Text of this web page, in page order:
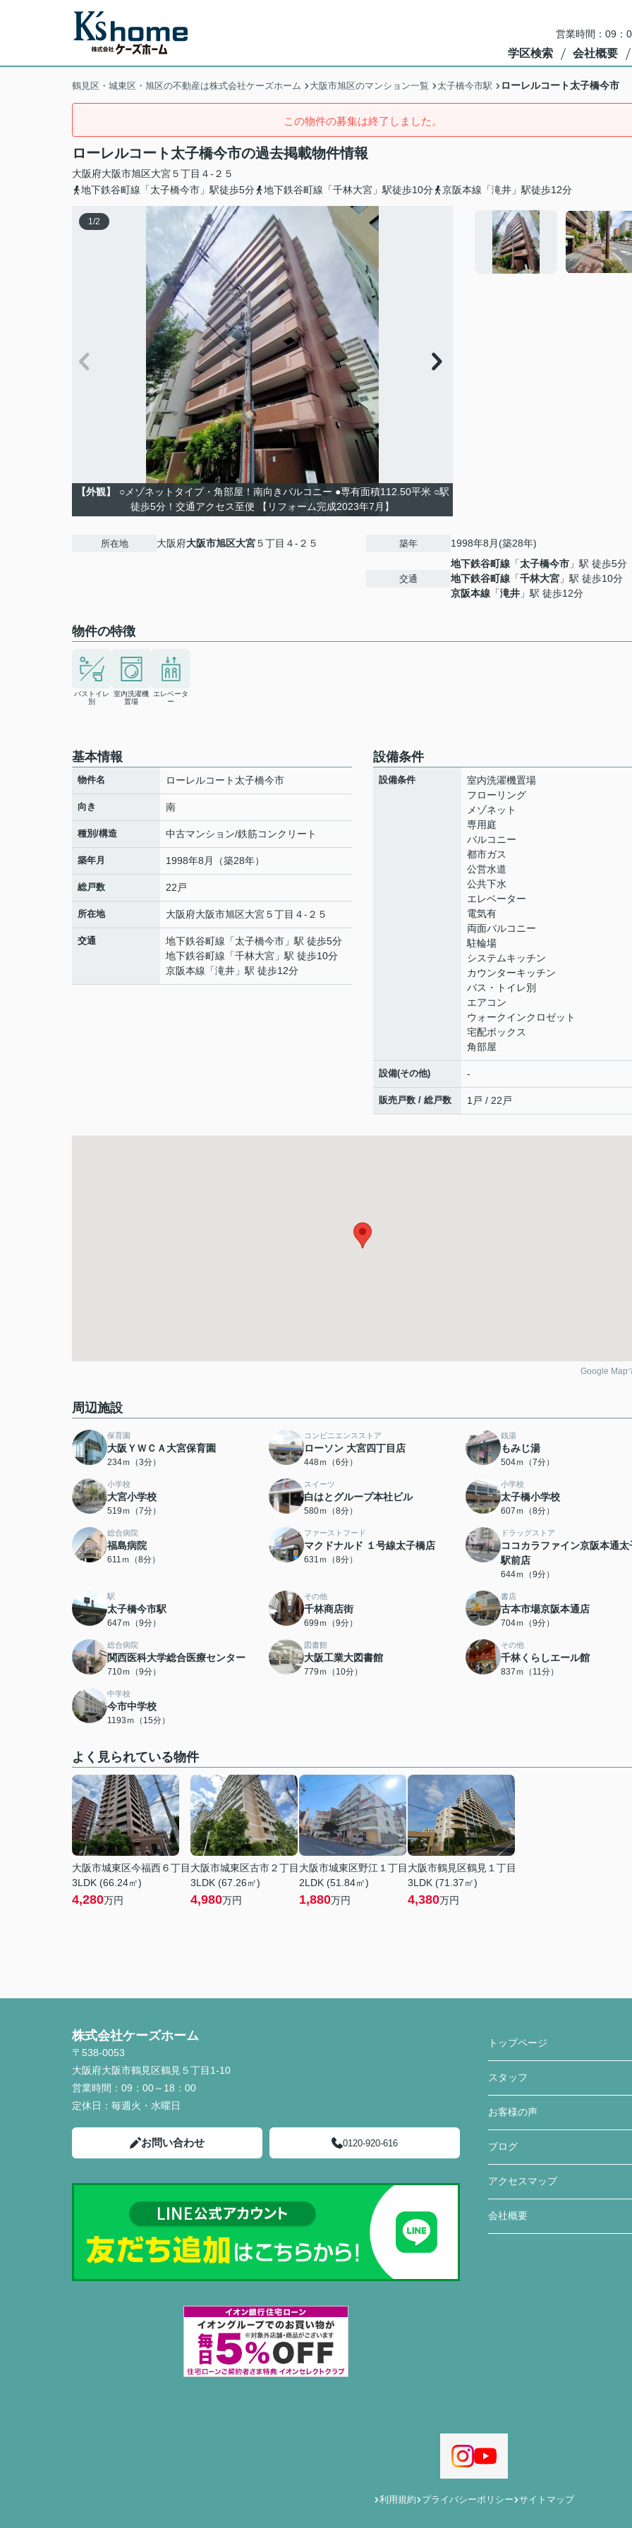
営業時間：09：
学区検索 会社概要
鶴見区・城東区・旭区の不動産は株式会社ケーズホーム 大阪市旭区のマンション一覧 太子橋今市駅 ローレルコート太子橋今市
この物件の募集は終了しました。
ローレルコート太子橋今市の過去掲載物件情報
大阪府大阪市旭区大宮５丁目４-２５
地下鉄谷町線「太子橋今市」駅徒歩5分
地下鉄谷町線「千林大宮」駅徒歩10分 京阪本線「滝井」駅徒歩12分
1/2
【外観】
○メゾネットタイプ・角部屋！南向きバルコニー ●専有面積112.50平米 ○駅
徒歩5分！交通アクセス至便 【リフォーム完成2023年7月】
所在地 大阪府大阪市旭区大宮５丁目４-２５ 築年 1998年8月(築28年)
交通
地下鉄谷町線 「太子橋今市 」駅 徒歩5分
地下鉄谷町線 「千林大宮 」駅 徒歩10分
京阪本線 「滝井 」駅 徒歩12分
物件の特徴
バストイレ
別
室内洗濯機
置場
エレベータ
ー
基本情報
物件名 ローレルコート太子橋今市
向き 南
種別/構造 中古マンション/鉄筋コンクリート
築年月 1998年8月（築28年）
総戸数 22戸
所在地 大阪府大阪市旭区大宮５丁目４-２５
交通 地下鉄谷町線 「太子橋今市 」駅 徒歩5分
地下鉄谷町線 「千林大宮 」駅 徒歩10分
京阪本線 「滝井 」駅 徒歩12分
設備条件
設備条件
室内洗濯機置場
フローリング
メゾネット
専用庭
バルコニー
都市ガス
公営水道
公共下水
エレベーター
電気有
両面バルコニー
駐輪場
システムキッチン
カウンターキッチン
バス・トイレ別
エアコン
ウォークインクロゼット
宅配ボックス
角部屋
設備(その他) -
販売戸数 / 総戸数 1戸 / 22戸
Google Map
周辺施設
保育園
大阪ＹＷＣＡ大宮保育園
234ｍ（3分）
コンビニエンスストア
ローソン 大宮四丁目店
448ｍ（6分）
銭湯
もみじ湯
504ｍ（7分）
小学校
大宮小学校
519ｍ（7分）
スイーツ
白はとグループ本社ビル
580ｍ（8分）
小学校
太子橋小学校
607ｍ（8分）
総合病院
福島病院
611ｍ（8分）
ファーストフード
マクドナルド １号線太子橋店
631ｍ（8分）
ドラッグストア
ココカラファイン京阪本通太
駅前店
644ｍ（9分）
駅
太子橋今市駅
647ｍ（9分）
その他
千林商店街
699ｍ（9分）
書店
古本市場京阪本通店
704ｍ（9分）
総合病院
関西医科大学総合医療センター
710ｍ（9分）
図書館
大阪工業大図書館
779ｍ（10分）
その他
千林くらしエール館
837ｍ（11分）
中学校
今市中学校
1193ｍ（15分）
よく見られている物件
大阪市城東区今福西６丁目
3LDK (66.24㎡)
4,280万円
大阪市城東区古市２丁目
3LDK (67.26㎡)
4,980万円
大阪市城東区野江１丁目
2LDK (51.84㎡)
1,880万円
大阪市鶴見区鶴見１丁目
3LDK (71.37㎡)
4,380万円
株式会社ケーズホーム
〒538-0053
大阪府大阪市鶴見区鶴見５丁目1-10
営業時間： 09：00～18：00
定休日： 毎週火・水曜日
お問い合わせ 0120-920-616
トップページ
スタッフ
お客様の声
ブログ
アクセスマップ
会社概要
利用規約 プライバシーポリシー サイトマップ